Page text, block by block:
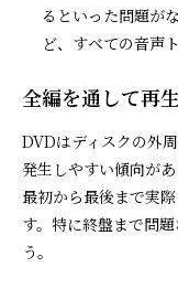
るといった問題が
ど、すべての音声
全編を通して再
DVDはディスクの外
発生しやすい傾向が
最初から最後まで実
す。特に終盤まで問
う。